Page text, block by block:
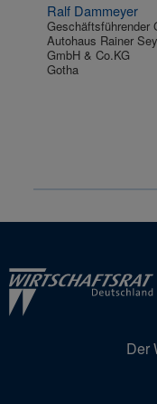
Ralf Dammeyer
Geschäftsführender
Autohaus Rainer
GmbH & Co.KG
Gotha
Der